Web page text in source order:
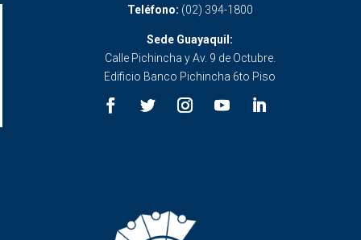
Teléfono: (02) 394-1800
Sede Guayaquil:
Calle Pichincha y Av. 9 de Octubre.
Edificio Banco Pichincha 6to Piso